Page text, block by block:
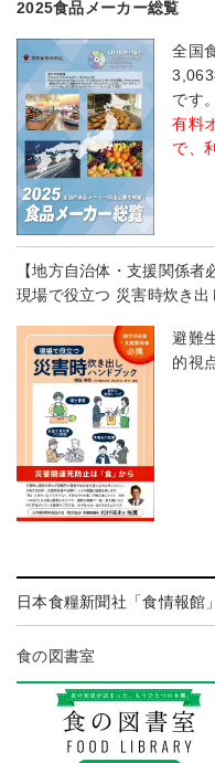
2025食品メーカー総覧
全国
です。
有料
で、
【地方自治体・支援関係者
現場で役立つ 災害時炊き出
避難
的視
日本食糧新聞社「食情報館」
食の図書室